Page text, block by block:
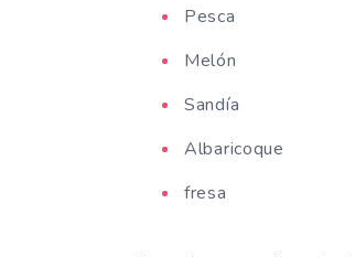
Pesca
Melón
Sandía
Albaricoque
fresa